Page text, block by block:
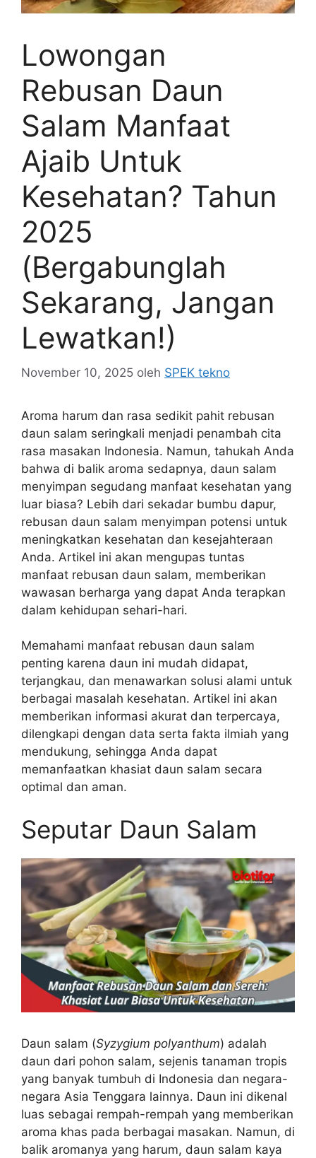
Lowongan
Rebusan Daun
Salam Manfaat
Ajaib Untuk
Kesehatan? Tahun
2025
(Bergabunglah
Sekarang, Jangan
Lewatkan!)
November 10, 2025 oleh SPEK tekno
Aroma harum dan rasa sedikit pahit rebusan
daun salam seringkali menjadi penambah cita
rasa masakan Indonesia. Namun, tahukah Anda
bahwa di balik aroma sedapnya, daun salam
menyimpan segudang manfaat kesehatan yang
luar biasa? Lebih dari sekadar bumbu dapur,
rebusan daun salam menyimpan potensi untuk
meningkatkan kesehatan dan kesejahteraan
Anda. Artikel ini akan mengupas tuntas
manfaat rebusan daun salam, memberikan
wawasan berharga yang dapat Anda terapkan
dalam kehidupan sehari-hari.
Memahami manfaat rebusan daun salam
penting karena daun ini mudah didapat,
terjangkau, dan menawarkan solusi alami untuk
berbagai masalah kesehatan. Artikel ini akan
memberikan informasi akurat dan terpercaya,
dilengkapi dengan data serta fakta ilmiah yang
mendukung, sehingga Anda dapat
memanfaatkan khasiat daun salam secara
optimal dan aman.
Seputar Daun Salam
Daun salam (Syzygium polyanthum) adalah
daun dari pohon salam, sejenis tanaman tropis
yang banyak tumbuh di Indonesia dan negara-
negara Asia Tenggara lainnya. Daun ini dikenal
luas sebagai rempah-rempah yang memberikan
aroma khas pada berbagai masakan. Namun, di
balik aromanya yang harum, daun salam kaya